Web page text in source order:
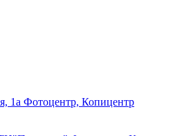
1а Фотоцентр, Копицентр